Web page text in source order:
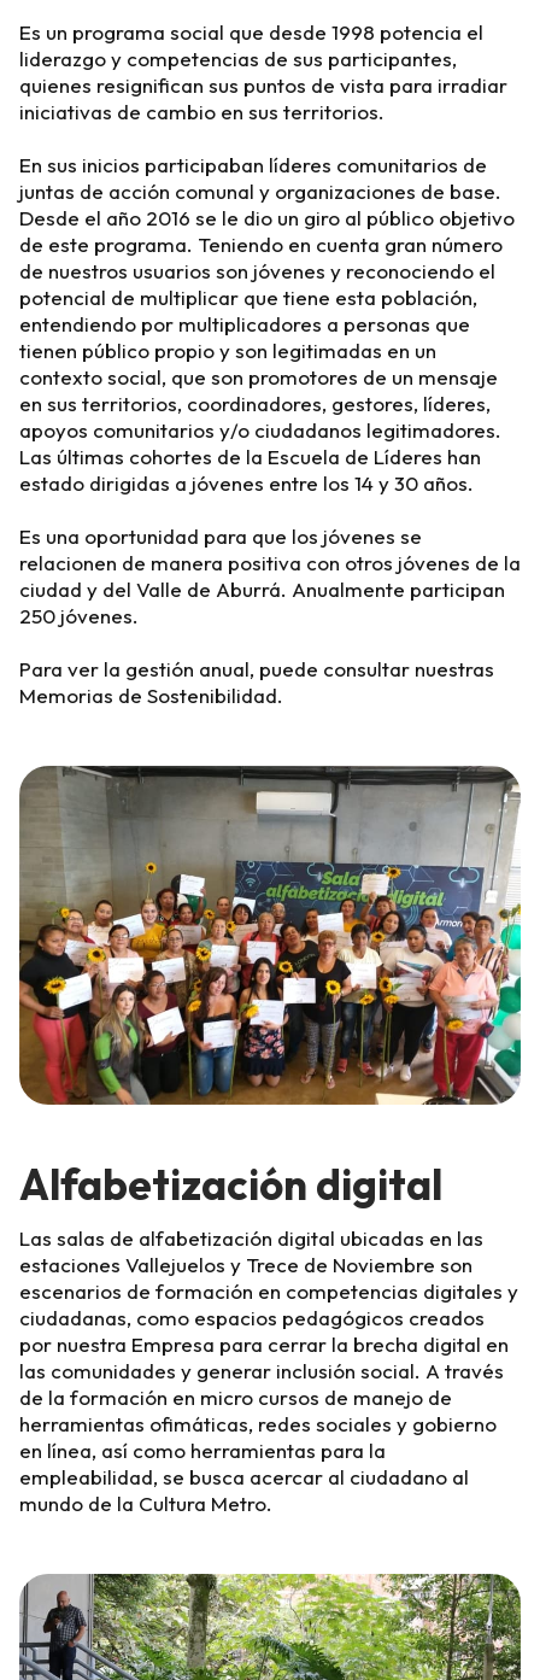
Es un programa social que desde 1998 potencia el
liderazgo y competencias de sus participantes,
quienes resignifican sus puntos de vista para irradiar
iniciativas de cambio en sus territorios.
En sus inicios participaban líderes comunitarios de
juntas de acción comunal y organizaciones de base.
Desde el año 2016 se le dio un giro al público objetivo
de este programa. Teniendo en cuenta gran número
de nuestros usuarios son jóvenes y reconociendo el
potencial de multiplicar que tiene esta población,
entendiendo por multiplicadores a personas que
tienen público propio y son legitimadas en un
contexto social, que son promotores de un mensaje
en sus territorios, coordinadores, gestores, líderes,
apoyos comunitarios y/o ciudadanos legitimadores.
Las últimas cohortes de la Escuela de Líderes han
estado dirigidas a jóvenes entre los 14 y 30 años.
Es una oportunidad para que los jóvenes se
relacionen de manera positiva con otros jóvenes de la
ciudad y del Valle de Aburrá. Anualmente participan
250 jóvenes.
Para ver la gestión anual, puede consultar nuestras
Memorias de Sostenibilidad.
Alfabetización digital
Las salas de alfabetización digital ubicadas en las
estaciones Vallejuelos y Trece de Noviembre son
escenarios de formación en competencias digitales y
ciudadanas, como espacios pedagógicos creados
por nuestra Empresa para cerrar la brecha digital en
las comunidades y generar inclusión social. A través
de la formación en micro cursos de manejo de
herramientas ofimáticas, redes sociales y gobierno
en línea, así como herramientas para la
empleabilidad, se busca acercar al ciudadano al
mundo de la Cultura Metro.